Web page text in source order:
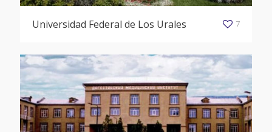
Universidad Federal de Los Urales 7